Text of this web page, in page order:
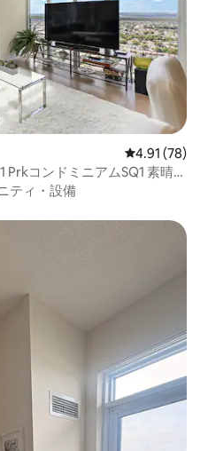
レビュー78
4.91 (78)
コンドミニアムSQ1 素晴ら
ティ・設備